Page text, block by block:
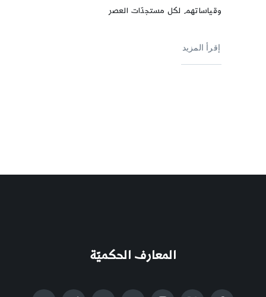
وقياساتهم لكل مستجدّات العصر
إقرأ المزيد
المعارف الحكميّة